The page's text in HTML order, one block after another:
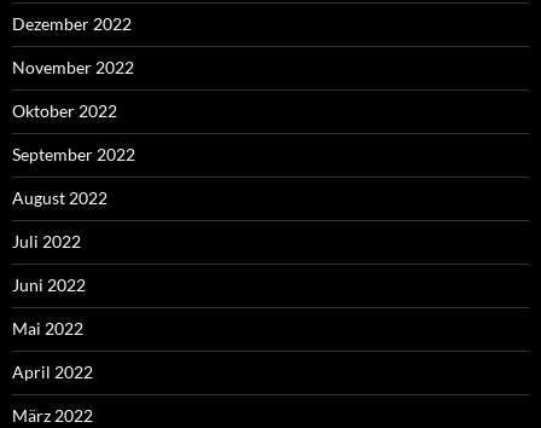
Dezember 2022
November 2022
Oktober 2022
September 2022
August 2022
Juli 2022
Juni 2022
Mai 2022
April 2022
März 2022